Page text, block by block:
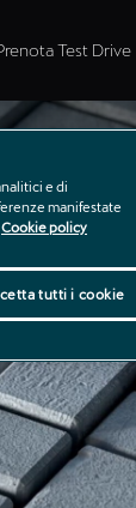
Test Drive
e di
manifestate
Cookie policy
tutti i cookie